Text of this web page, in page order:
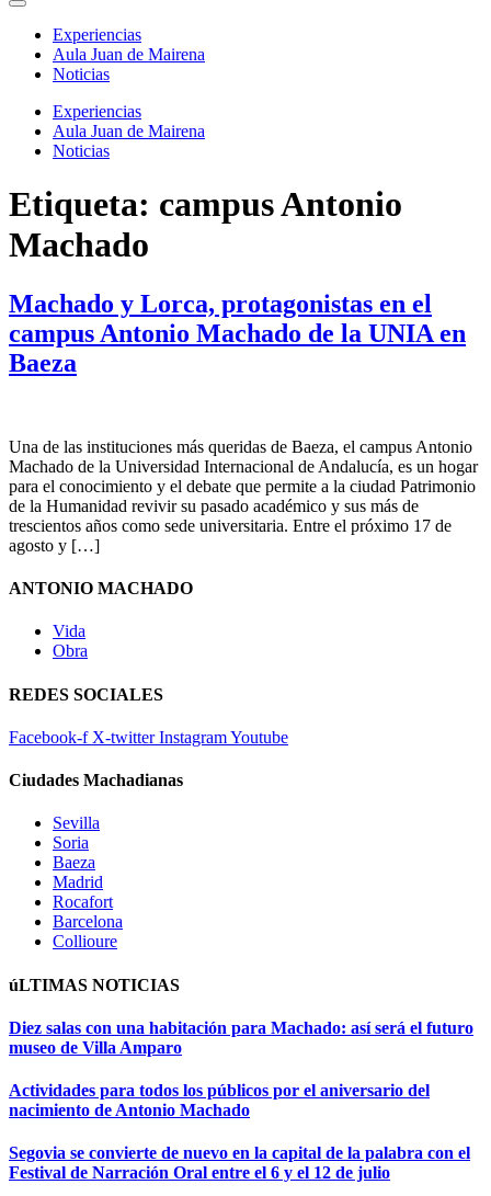
Experiencias
Aula Juan de Mairena
Noticias
Experiencias
Aula Juan de Mairena
Noticias
Etiqueta: campus Antonio
Machado
Machado y Lorca, protagonistas en el
campus Antonio Machado de la UNIA en
Baeza
Una de las instituciones más queridas de Baeza, el campus Antonio
Machado de la Universidad Internacional de Andalucía, es un hogar
para el conocimiento y el debate que permite a la ciudad Patrimonio
de la Humanidad revivir su pasado académico y sus más de
trescientos años como sede universitaria. Entre el próximo 17 de
agosto y […]
ANTONIO MACHADO
Vida
Obra
REDES SOCIALES
Facebook-f X-twitter InstagramYoutube
Ciudades Machadianas
Sevilla
Soria
Baeza
Madrid
Rocafort
Barcelona
Collioure
úLTIMAS NOTICIAS
Diez salas con una habitación para Machado: así será el futuro
museo de Villa Amparo
Actividades para todos los públicos por el aniversario del
nacimiento de Antonio Machado
Segovia se convierte de nuevo en la capital de la palabra con el
Festival de Narración Oral entre el 6 y el 12 de julio